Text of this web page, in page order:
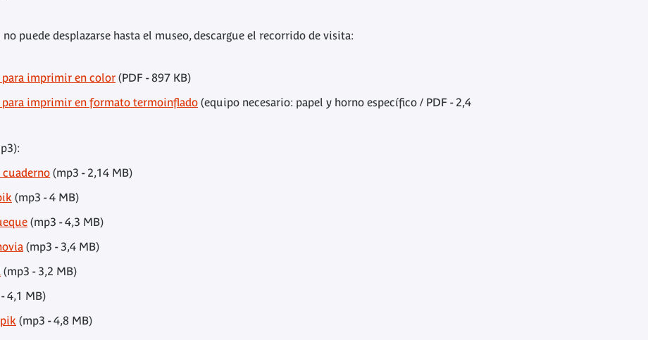
puede desplazarse hasta el museo, descargue el recorrido de visita:
imprimir en color (PDF - 897 KB)
imprimir en formato termoinflado (equipo necesario: papel y horno específico / PDF - 2,4
cuaderno (mp3 - 2,14 MB)
(mp3 - 4 MB)
(mp3 - 4,3 MB)
(mp3 - 3,4 MB)
(mp3 - 3,2 MB)
4,1 MB)
(mp3 - 4,8 MB)